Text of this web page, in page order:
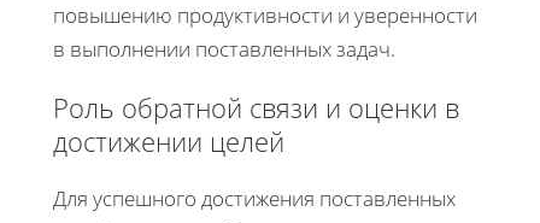
повышению продуктивности и уверенности
в выполнении поставленных задач.
Роль обратной связи и оценки в
достижении целей
Для успешного достижения поставленных